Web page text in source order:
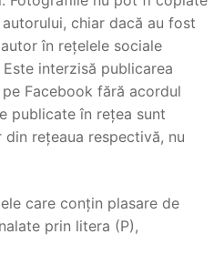
chiar dacă au fost
în rețelele sociale
interzisă publicarea
Facebook fără acordul
publicate în rețea sunt
rețeaua respectivă, nu
care conțin plasare de
prin litera (P),